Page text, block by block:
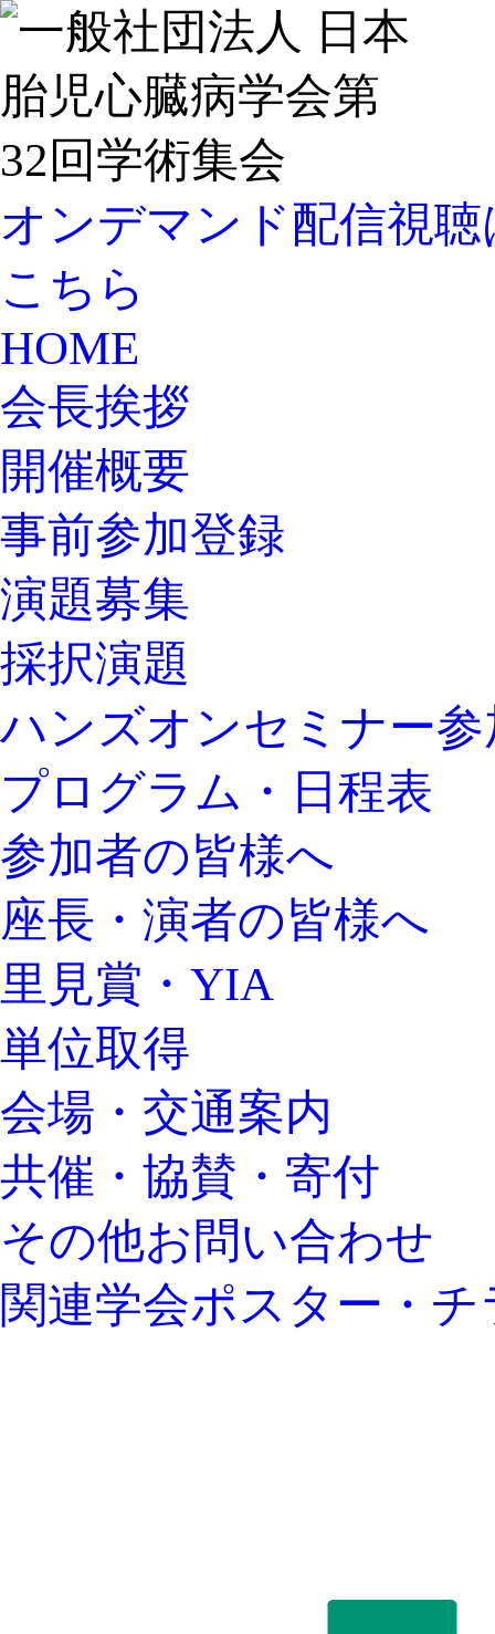
オンデマンド配信視聴
こちら
HOME
会長挨拶
開催概要
事前参加登録
演題募集
採択演題
ハンズオンセミナー参
プログラム・日程表
参加者の皆様へ
座長・演者の皆様へ
里見賞・YIA
単位取得
会場・交通案内
共催・協賛・寄付
その他お問い合わせ
関連学会ポスター・